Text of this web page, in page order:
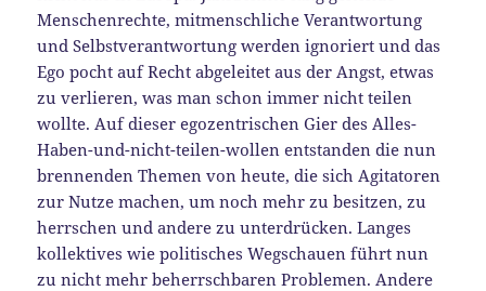
Menschenrechte, mitmenschliche Verantwortung
und Selbstverantwortung werden ignoriert und das
Ego pocht auf Recht abgeleitet aus der Angst, etwas
zu verlieren, was man schon immer nicht teilen
wollte. Auf dieser egozentrischen Gier des Alles-
Haben-und-nicht-teilen-wollen entstanden die nun
brennenden Themen von heute, die sich Agitatoren
zur Nutze machen, um noch mehr zu besitzen, zu
herrschen und andere zu unterdrücken. Langes
kollektives wie politisches Wegschauen führt nun
zu nicht mehr beherrschbaren Problemen. Andere